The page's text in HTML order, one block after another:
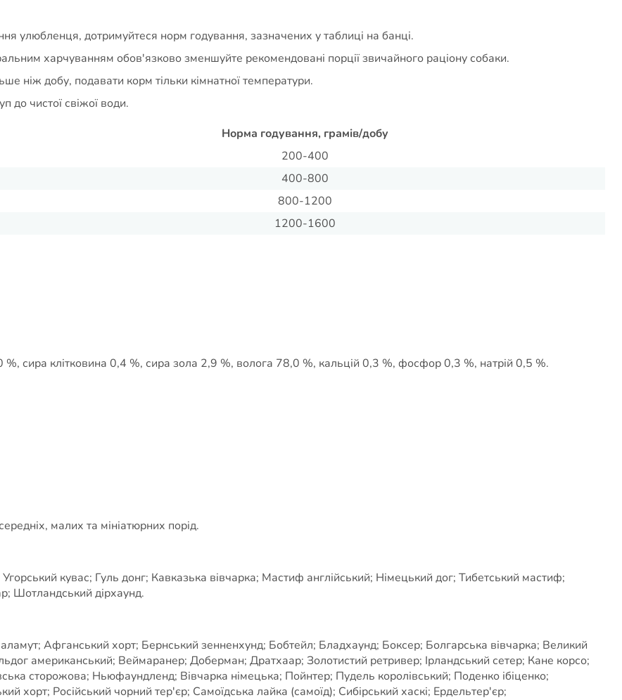
улюбленця, дотримуйтеся норм годування, зазначених у таблиці на банці.
харчуванням обов'язково зменшуйте рекомендовані порції звичайного раціону собаки.
ніж добу, подавати корм тільки кімнатної температури.
до чистої свіжої води.
Норма годування, грамів/добу
200-400
400-800
800-1200
1200-1600
%, сира клітковина 0,4 %, сира зола 2,9 %, волога 78,0 %, кальцій 0,3 %, фосфор 0,3 %, натрій 0,5 %.
малих та мініатюрних порід.
кувас; Гуль донг; Кавказька вівчарка; Мастиф англійський; Німецький дог; Тибетський мастиф;
Шотландський дірхаунд.
Афганський хорт; Бернський зенненхунд; Бобтейл; Бладхаунд; Боксер; Болгарська вівчарка; Великий
американський; Веймаранер; Доберман; Дратхаар; Золотистий ретривер; Ірландський сетер; Кане корсо;
сторожова; Ньюфаундленд; Вівчарка німецька; Пойнтер; Пудель королівський; Поденко ібіценко;
хорт; Російський чорний тер'єр; Самоїдська лайка (самоїд); Сибірський хаскі; Ердельтер'єр;